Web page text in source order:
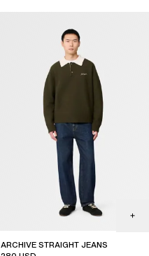
ARCHIVE STRAIGHT JEANS